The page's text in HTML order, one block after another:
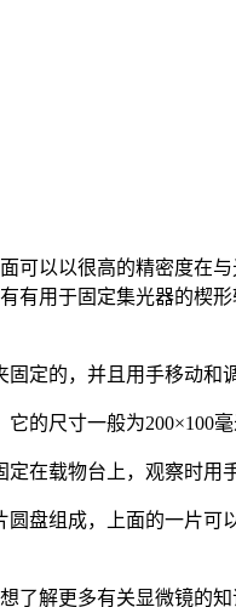
可以以很高的精密度在
有用于固定集光器的楔
定的，并且用手移动和
的尺寸一般为200×100
在载物台上，观察时用
盘组成，上面的一片
解更多有关显微镜的